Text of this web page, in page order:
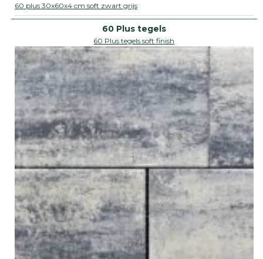
60 plus 30x60x4 cm soft zwart grijs
60 Plus tegels soft finish